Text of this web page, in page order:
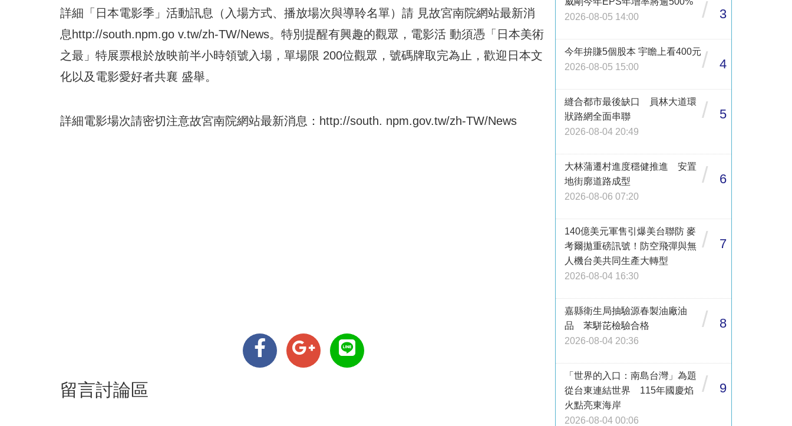
詳細「日本電影季」活動訊息（入場方式、播放場次與導聆名單）請 見故宮南院網站最新消
息http://south.npm.go v.tw/zh-TW/News。特別提醒有興趣的觀眾，電影活 動須憑「日本美術
之最」特展票根於放映前半小時領號入場，單場限 200位觀眾，號碼牌取完為止，歡迎日本文
化以及電影愛好者共襄 盛舉。
詳細電影場次請密切注意故宮南院網站最新消息：http://south. npm.gov.tw/zh-TW/News
留言討論區
2026-08-05 14:00
/ 3
今年拚賺5個股本 宇瞻上看400元
2026-08-05 15:00
/ 4
縫合都市最後缺口 員林大道環
狀路網全面串聯
2026-08-04 20:49
/ 5
大林蒲遷村進度穩健推進 安置
地街廓道路成型
2026-08-06 07:20
/ 6
140億美元軍售引爆美台聯防 麥
考爾拋重磅訊號！防空飛彈與無
人機台美共同生產大轉型
2026-08-04 16:30
/ 7
嘉縣衛生局抽驗源春製油廠油
品 苯駢芘檢驗合格
2026-08-04 20:36
/ 8
「世界的入口：南島台灣」為題
從台東連結世界 115年國慶焰
火點亮東海岸
2026-08-04 00:06
/ 9